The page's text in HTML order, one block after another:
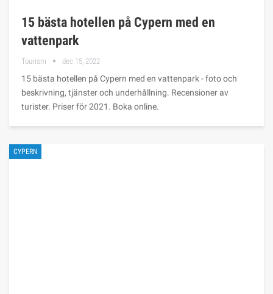
15 bästa hotellen på Cypern med en
vattenpark
Tourism dec 15, 2022
15 bästa hotellen på Cypern med en vattenpark - foto och
beskrivning, tjänster och underhållning. Recensioner av
turister. Priser för 2021. Boka online.
CYPERN